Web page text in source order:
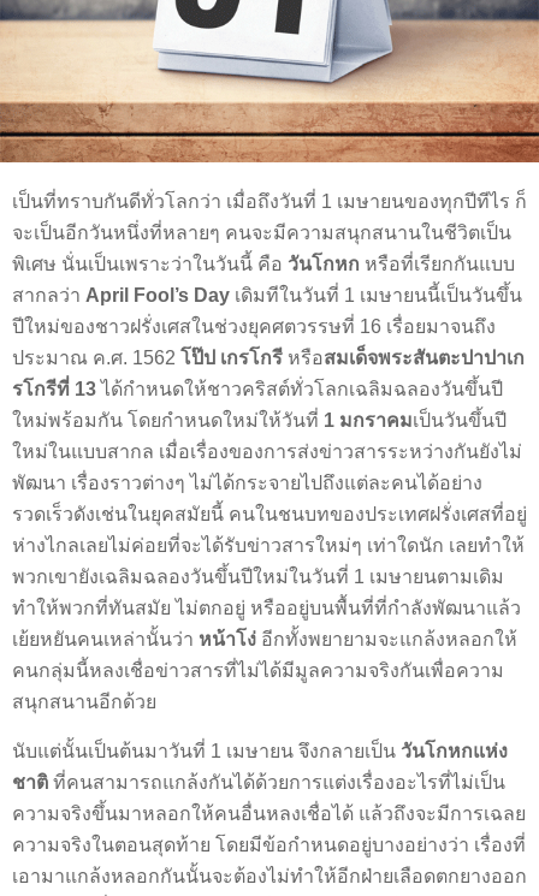
เป็นที่ทราบกันดีทั่วโลกว่า เมื่อถึงวันที่ 1 เมษายนของทุกปีทีไร ก็
จะเป็นอีกวันหนึ่งที่หลายๆ คนจะมีความสนุกสนานในชีวิตเป็น
พิเศษ นั่นเป็นเพราะว่าในวันนี้ คือ วันโกหก หรือที่เรียกกันแบบ
สากลว่า April Fool’s Day เดิมทีในวันที่ 1 เมษายนนี้เป็นวันขึ้น
ปีใหม่ของชาวฝรั่งเศสในช่วงยุคศตวรรษที่ 16 เรื่อยมาจนถึง
ประมาณ ค.ศ. 1562 โป๊ป เกรโกรี หรือสมเด็จพระสันตะปาปาเก
รโกรีที่ 13ได้กำหนดให้ชาวคริสต์ทั่วโลกเฉลิมฉลองวันขึ้นปี
ใหม่พร้อมกัน โดยกำหนดใหม่ให้วันที่ 1 มกราคมเป็นวันขึ้นปี
ใหม่ในแบบสากล เมื่อเรื่องของการส่งข่าวสารระหว่างกันยังไม่
พัฒนา เรื่องราวต่างๆ ไม่ได้กระจายไปถึงแต่ละคนได้อย่าง
รวดเร็วดังเช่นในยุคสมัยนี้ คนในชนบทของประเทศฝรั่งเศสที่อยู่
ห่างไกลเลยไม่ค่อยที่จะได้รับข่าวสารใหม่ๆ เท่าใดนัก เลยทำให้
พวกเขายังเฉลิมฉลองวันขึ้นปีใหม่ในวันที่ 1 เมษายนตามเดิม
ทำให้พวกที่ทันสมัย ไม่ตกอยู่ หรืออยู่บนพื้นที่ที่กำลังพัฒนาแล้ว
เย้ยหยันคนเหล่านั้นว่า หน้าโง่ อีกทั้งพยายามจะแกล้งหลอกให้
คนกลุ่มนี้หลงเชื่อข่าวสารที่ไม่ได้มีมูลความจริงกันเพื่อความ
สนุกสนานอีกด้วย
นับแต่นั้นเป็นต้นมาวันที่ 1 เมษายน จึงกลายเป็น วันโกหกแห่ง
ชาติ ที่คนสามารถแกล้งกันได้ด้วยการแต่งเรื่องอะไรที่ไม่เป็น
ความจริงขึ้นมาหลอกให้คนอื่นหลงเชื่อได้ แล้วถึงจะมีการเฉลย
ความจริงในตอนสุดท้าย โดยมีข้อกำหนดอยู่บางอย่างว่า เรื่องที่
เอามาแกล้งหลอกกันนั้นจะต้องไม่ทำให้อีกฝ่ายเลือดตกยางออก